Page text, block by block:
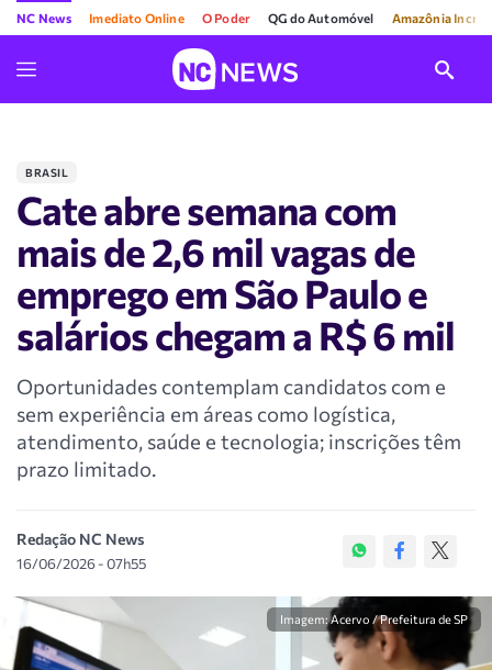
NC News Imediato Online O Poder QG do Automóvel Amazônia
BRASIL
Cate abre semana com
mais de 2,6 mil vagas de
emprego em São Paulo e
salários chegam a R$ 6 mil
Oportunidades contemplam candidatos com e
sem experiência em áreas como logística,
atendimento, saúde e tecnologia; inscrições têm
prazo limitado.
Redação NC News
16/06/2026 - 07h55
Imagem: Acervo / Prefeitura de SP